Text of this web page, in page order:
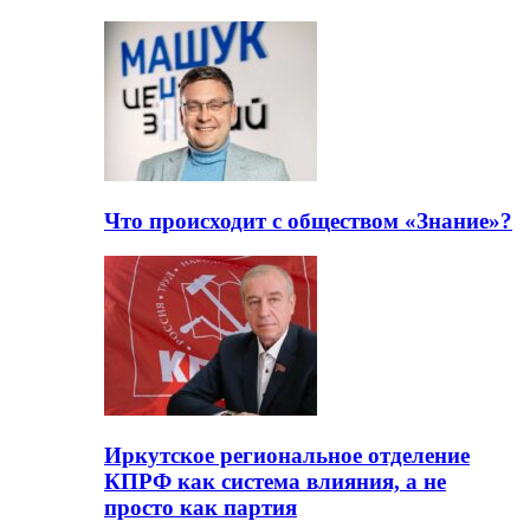
Что происходит с обществом «Знание»?
Иркутское региональное отделение
КПРФ как система влияния, а не
просто как партия